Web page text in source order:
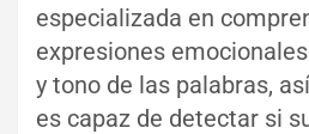
especializada en
expresiones
y tono de las palabras,
es capaz de detectar si